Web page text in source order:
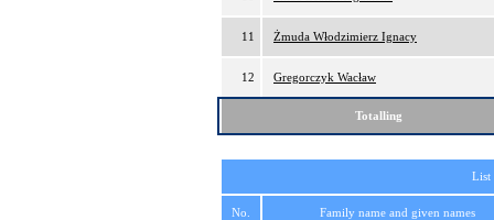
11 Żmuda Włodzimierz Ignacy
12 Gregorczyk Wacław
Totalling
List
No. Family name and given names